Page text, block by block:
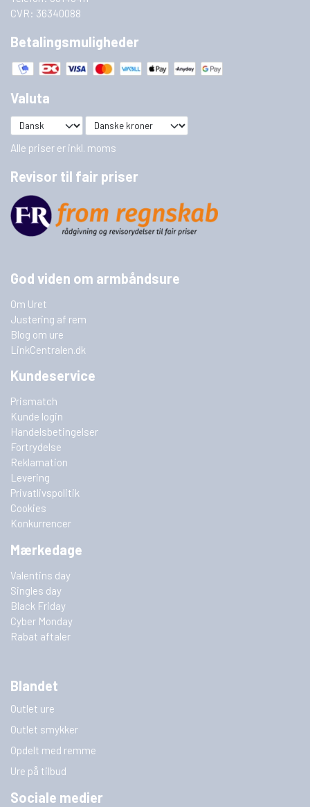
CVR: 36340088
Betalingsmuligheder
Valuta
Alle priser er inkl. moms
Revisor til fair priser
God viden om armbåndsure
Om Uret
Justering af rem
Blog om ure
LinkCentralen.dk
Kundeservice
Prismatch
Kunde login
Handelsbetingelser
Fortrydelse
Reklamation
Levering
Privatlivspolitik
Cookies
Konkurrencer
Mærkedage
Valentins day
Singles day
Black Friday
Cyber Monday
Rabat aftaler
Blandet
Outlet ure
Outlet smykker
Opdelt med remme
Ure på tilbud
Sociale medier